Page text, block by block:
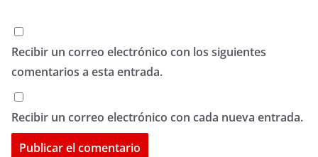
Recibir un correo electrónico con los siguientes
comentarios a esta entrada.
Recibir un correo electrónico con cada nueva entrada.